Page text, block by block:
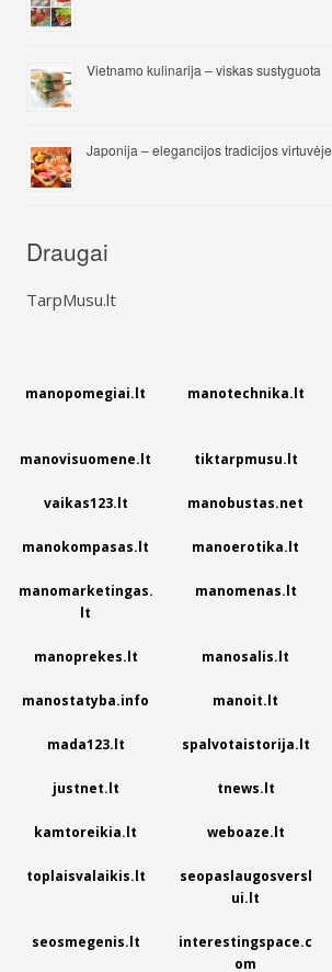
Vietnamo kulinarija – viskas sustyguota
Japonija – elegancijos tradicijos virtuvėje
Draugai
TarpMusu.lt
manopomegiai.lt manotechnika.lt
manovisuomene.lt tiktarpmusu.lt
vaikas123.lt manobustas.net
manokompasas.lt manoerotika.lt
manomarketingas.
lt
manomenas.lt
manoprekes.lt manosalis.lt
manostatyba.info manoit.lt
mada123.lt spalvotaistorija.lt
justnet.lt tnews.lt
kamtoreikia.lt weboaze.lt
toplaisvalaikis.lt
seopaslaugosversl
ui.lt
seosmegenis.lt
interestingspace.c
om